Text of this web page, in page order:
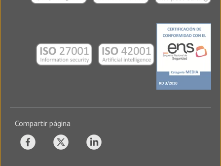
Compartir página